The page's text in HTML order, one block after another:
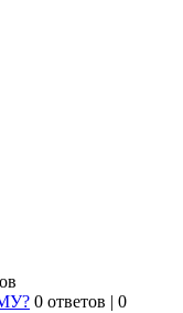
0 ответов | 0